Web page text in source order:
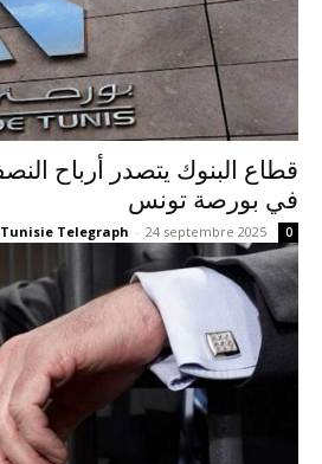
في بورصة تونس
Tunisie Telegraph - 24 septembre 2025 0